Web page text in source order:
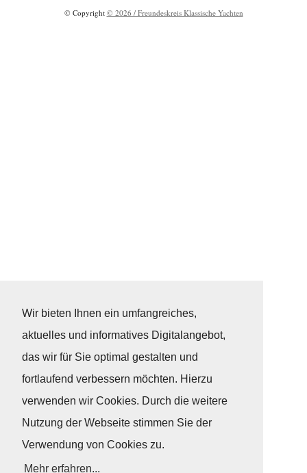
Wir bieten Ihnen ein umfangreiches,
aktuelles und informatives Digitalangebot,
das wir für Sie optimal gestalten und
fortlaufend verbessern möchten. Hierzu
verwenden wir Cookies. Durch die weitere
Nutzung der Webseite stimmen Sie der
Verwendung von Cookies zu.
Mehr erfahren...
© Copyright © 2026 / Freundeskreis Klassische Yachten